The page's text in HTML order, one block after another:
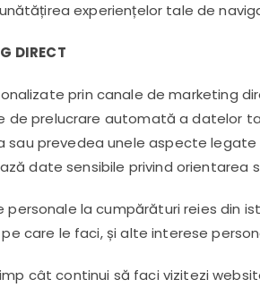
experiențelor tale de
DIRECT
prin canale de marketing
de prelucrare automată a datelor
sau prevedea unele aspecte
date sensibile privind orientarea
la cumpărături reies din
care le faci, și alte interese
cât continui să faci vizitezi